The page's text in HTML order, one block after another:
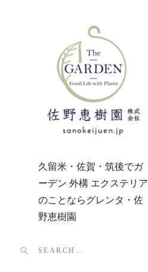
久留米・佐賀・筑後でガ
ーデン 外構 エクステリア
のことならグレンタ・佐
野恵樹園